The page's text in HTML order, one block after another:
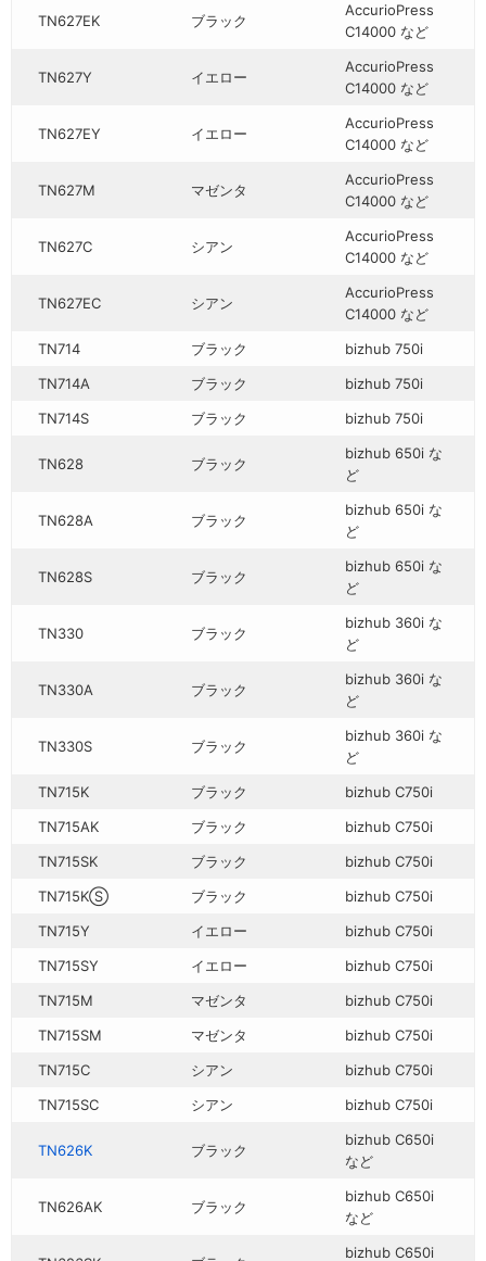
TN627EK ブラック
AccurioPress
C14000 など
TN627Y イエロー
AccurioPress
C14000 など
TN627EY イエロー
AccurioPress
C14000 など
TN627M マゼンタ
AccurioPress
C14000 など
TN627C シアン
AccurioPress
C14000 など
TN627EC シアン
AccurioPress
C14000 など
TN714
ブラック
bizhub 750i
TN714A
ブラック
bizhub 750i
TN714S
ブラック bizhub 750i
TN628 ブラック
bizhub 650i な
ど
TN628A ブラック
bizhub 650i な
ど
TN628S ブラック
bizhub 650i な
ど
TN330 ブラック
bizhub 360i な
ど
TN330A ブラック
bizhub 360i な
ど
TN330S ブラック
bizhub 360i な
ど
TN715K
ブラック
bizhub C750i
TN715AK
ブラック
bizhub C750i
TN715SK
ブラック
bizhub C750i
TN715KⓈ
ブラック
bizhub C750i
TN715Y
イエロー
bizhub C750i
TN715SY
イエロー
bizhub C750i
TN715M
マゼンタ
bizhub C750i
TN715SM
マゼンタ
bizhub C750i
TN715C
シアン
bizhub C750i
TN715SC
シアン bizhub C750i
TN626K ブラック
bizhub C650i
など
TN626AK ブラック
bizhub C650i
など
bizhub C650i